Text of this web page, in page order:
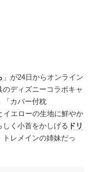
」が24日からオンライン
ディズニーコラボキャ
「カバー付枕
イエローの生地に鮮やか
く小首をかしげる ドリ
トレメインの姉妹だっ